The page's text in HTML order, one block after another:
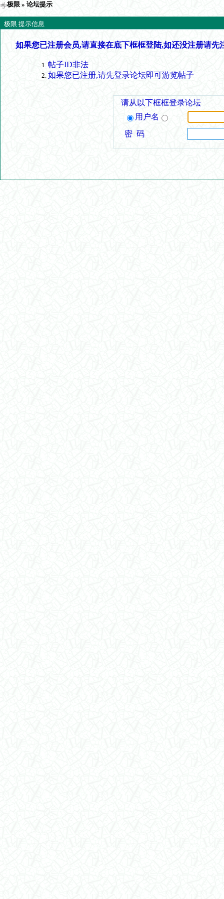
极限 » 论坛提示
极限 提示信息
如果您已注册会员,请直接在底下框框登陆,如还没注册请先
帖子ID非法
如果您已注册,请先登录论坛即可游览帖子
请从以下框框登录论坛
用户名
密 码